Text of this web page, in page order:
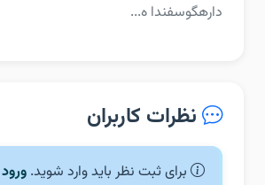
داره‏گوسفندا ه...
نظرات کاربران
برای ثبت نظر باید وارد شوید. ورود